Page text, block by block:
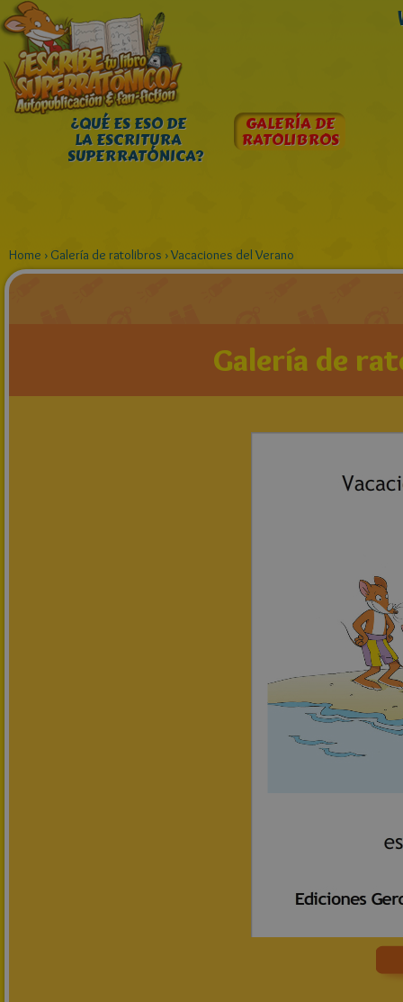
¿QUÉ ES ESO DE
LA ESCRITURA
SUPERRATÓNICA?
GALERÍA DE
RATOLIBROS
Home › Galería de ratolibros ›Vacaciones del Verano
Galería de